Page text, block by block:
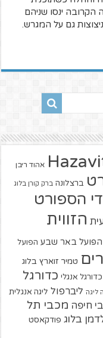
הקרובה ינסו שניהם
גם על המגרש.
אהוד ריבן
ברצלונה ברק קורן בלוג
הספורט
הזווית
הפועל באר שבע הפועל
טמיר זוארץ בלוג
כדורגל אנגלי כדורגל
ליגה ליברפול ליגה אנגלית
חיפה מכבי תל
בלוג פודקאסט